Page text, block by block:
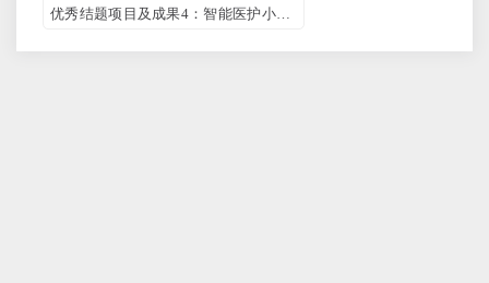
优秀结题项目及成果4：智能医护小车.docx